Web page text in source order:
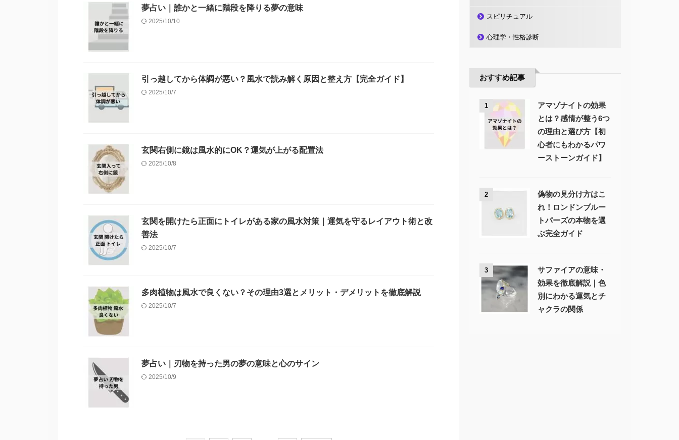
夢占い｜誰かと一緒に階段を降りる夢の意味
2025/10/10
引っ越してから体調が悪い？風水で読み解く原因と整え方【完全ガイド】
2025/10/7
玄関右側に鏡は風水的にOK？運気が上がる配置法
2025/10/8
玄関を開けたら正面にトイレがある家の風水対策｜運気を守るレイアウト術と改
善法
2025/10/7
多肉植物は風水で良くない？その理由3選とメリット・デメリットを徹底解説
2025/10/7
夢占い｜刃物を持った男の夢の意味と心のサイン
2025/10/9
スピリチュアル
心理学・性格診断
おすすめ記事
1
アマゾナイトの効果
とは？感情が整う6つ
の理由と選び方【初
心者にもわかるパワ
ーストーンガイド】
2
偽物の見分け方はこ
れ！ロンドンブルー
トパーズの本物を選
ぶ完全ガイド
3
サファイアの意味・
効果を徹底解説｜色
別にわかる運気とチ
ャクラの関係